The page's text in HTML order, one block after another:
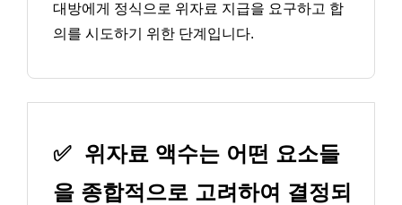
대방에게 정식으로 위자료 지급을 요구하고 합
의를 시도하기 위한 단계입니다.
✅ 위자료 액수는 어떤 요소들
을 종합적으로 고려하여 결정되